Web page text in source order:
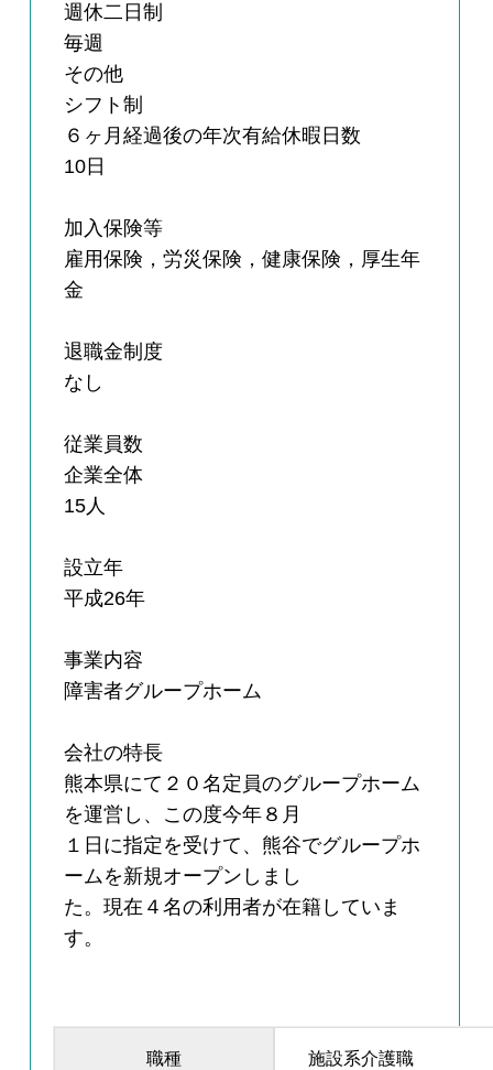
週休二日制
毎週
その他
シフト制
６ヶ月経過後の年次有給休暇日数
10日
加入保険等
雇用保険，労災保険，健康保険，厚生年
金
退職金制度
なし
従業員数
企業全体
15人
設立年
平成26年
事業内容
障害者グループホーム
会社の特長
熊本県にて２０名定員のグループホーム
を運営し、この度今年８月
１日に指定を受けて、熊谷でグループホ
ームを新規オープンしまし
た。現在４名の利用者が在籍していま
す。
職種 施設系介護職